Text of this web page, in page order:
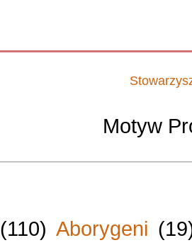
Motyw
(110) Aborygeni